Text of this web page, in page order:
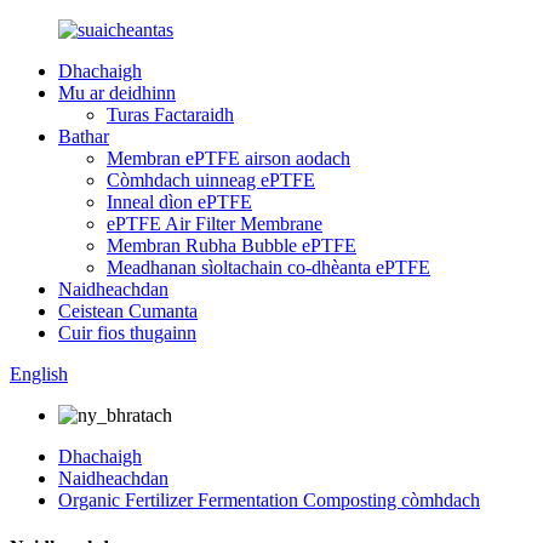
Dhachaigh
Mu ar deidhinn
Turas Factaraidh
Bathar
Membran ePTFE airson aodach
Còmhdach uinneag ePTFE
Inneal dìon ePTFE
ePTFE Air Filter Membrane
Membran Rubha Bubble ePTFE
Meadhanan sìoltachain co-dhèanta ePTFE
Naidheachdan
Ceistean Cumanta
Cuir fios thugainn
English
Dhachaigh
Naidheachdan
Organic Fertilizer Fermentation Composting còmhdach